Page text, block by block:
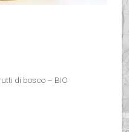
di bosco – BIO